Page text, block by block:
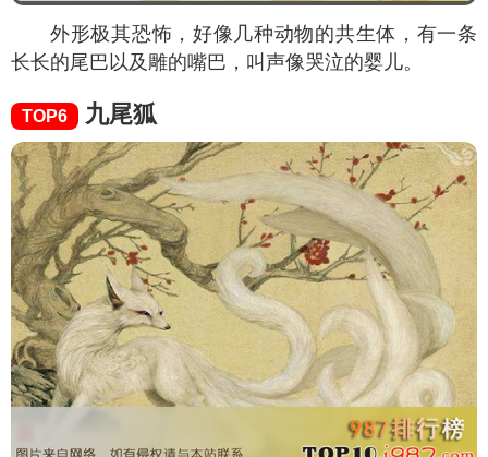
外形极其恐怖，好像几种动物的共生体，有一条
长长的尾巴以及雕的嘴巴，叫声像哭泣的婴儿。
TOP6 九尾狐